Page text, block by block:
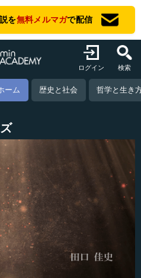
を無料メルマガで配信
ログイン 検索
ーム 歴史と社会 哲学と生き